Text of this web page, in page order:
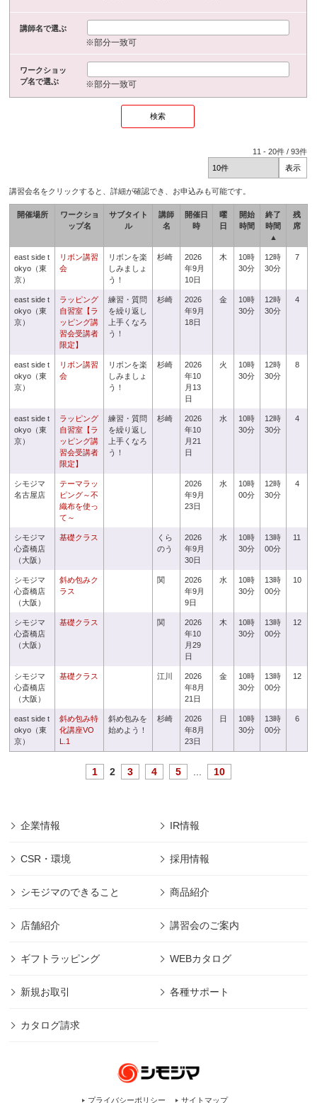
講師名で選ぶ
※部分一致可
ワークショッ
プ名で選ぶ
※部分一致可
11 -20件 /93件
講習会名をクリックすると、詳細が確認でき、お申込みも可能です。
開催場所
ワークショ
ップ名
サブタイト
ル
講師
名
開催日
時
曜
日
開始
時間
終了
時間
▲
残
席
east side t
okyo（東
京）
リボン講習
会
リボンを楽
しみましょ
う！
杉崎
2026
年9月
10日
木
10時
30分
12時
30分
7
east side t
okyo（東
京）
ラッピング
自習室【ラ
ッピング講
習会受講者
限定】
練習・質問
を繰り返し
上手くなろ
う！
杉崎
2026
年9月
18日
金
10時
30分
12時
30分
4
east side t
okyo（東
京）
リボン講習
会
リボンを楽
しみましょ
う！
杉崎
2026
年10
月13
日
火
10時
30分
12時
30分
8
east side t
okyo（東
京）
ラッピング
自習室【ラ
ッピング講
習会受講者
限定】
練習・質問
を繰り返し
上手くなろ
う！
杉崎
2026
年10
月21
日
水
10時
30分
12時
30分
4
シモジマ
名古屋店
テーマラッ
ピング～不
織布を使っ
て～
2026
年9月
23日
水
10時
00分
12時
30分
4
シモジマ
心斎橋店
（大阪）
基礎クラス
くら
のう
2026
年9月
30日
水
10時
30分
13時
00分
11
シモジマ
心斎橋店
（大阪）
斜め包みク
ラス
関
2026
年9月
9日
水
10時
30分
13時
00分
10
シモジマ
心斎橋店
（大阪）
基礎クラス 関
2026
年10
月29
日
木
10時
30分
13時
00分
12
シモジマ
心斎橋店
（大阪）
基礎クラス 江川
2026
年8月
21日
金
10時
30分
13時
00分
12
east side t
okyo（東
京）
斜め包み特
化講座VO
L.1
斜め包みを
始めよう！
杉崎
2026
年8月
23日
日
10時
30分
13時
00分
6
1 2 3 4 5 10
企業情報 IR情報
CSR・環境 採用情報
シモジマのできること 商品紹介
店舗紹介 講習会のご案内
ギフトラッピング WEBカタログ
新規お取引 各種サポート
カタログ請求
プライバシーポリシー サイトマップ